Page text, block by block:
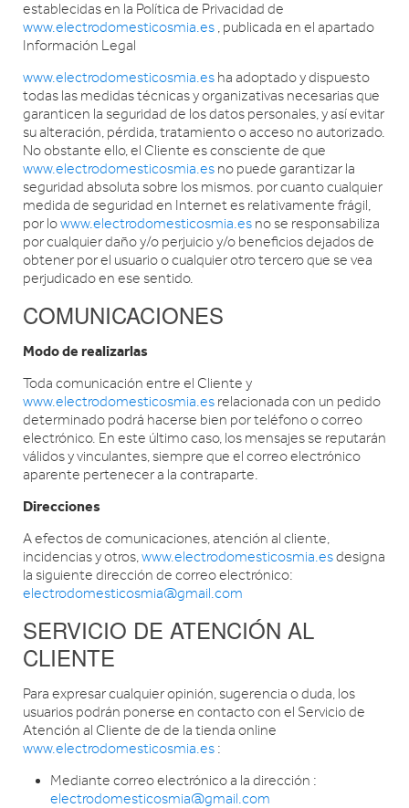
establecidas en la Política de Privacidad de
www.electrodomesticosmia.es , publicada en el apartado
Información Legal
www.electrodomesticosmia.es ha adoptado y dispuesto
todas las medidas técnicas y organizativas necesarias que
garanticen la seguridad de los datos personales, y así evitar
su alteración, pérdida, tratamiento o acceso no autorizado.
No obstante ello, el Cliente es consciente de que
www.electrodomesticosmia.es no puede garantizar la
seguridad absoluta sobre los mismos. por cuanto cualquier
medida de seguridad en Internet es relativamente frágil,
por lowww.electrodomesticosmia.es no se responsabiliza
por cualquier daño y/o perjuicio y/o beneficios dejados de
obtener por el usuario o cualquier otro tercero que se vea
perjudicado en ese sentido.
COMUNICACIONES
Modo de realizarlas
Toda comunicación entre el Cliente y
www.electrodomesticosmia.es relacionada con un pedido
determinado podrá hacerse bien por teléfono o correo
electrónico. En este último caso, los mensajes se reputarán
válidos y vinculantes, siempre que el correo electrónico
aparente pertenecer a la contraparte.
Direcciones
A efectos de comunicaciones, atención al cliente,
incidencias y otros,www.electrodomesticosmia.esdesigna
la siguiente dirección de correo electrónico:
electrodomesticosmia@gmail.com
SERVICIO DE ATENCIÓN AL
CLIENTE
Para expresar cualquier opinión, sugerencia o duda, los
usuarios podrán ponerse en contacto con el Servicio de
Atención al Cliente de de la tienda online
www.electrodomesticosmia.es :
Mediante correo electrónico a la dirección :
electrodomesticosmia@gmail.com